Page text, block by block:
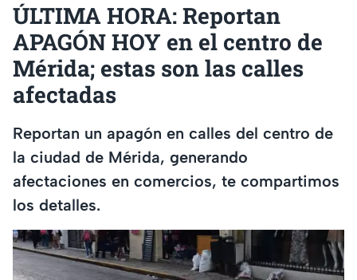
ÚLTIMA HORA: Reportan
APAGÓN HOY en el centro de
Mérida; estas son las calles
afectadas
Reportan un apagón en calles del centro de
la ciudad de Mérida, generando
afectaciones en comercios, te compartimos
los detalles.